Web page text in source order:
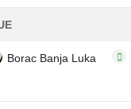
Borac Banja Luka